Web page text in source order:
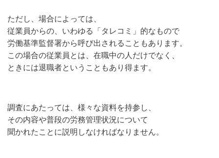
ただし、場合によっては、
従業員からの、いわゆる「タレコミ」的なもので
労働基準監督署から呼び出されることもあります。
この場合の従業員とは、在職中の人だけでなく、
ときには退職者ということもあり得ます。
調査にあたっては、様々な資料を持参し、
その内容や普段の労務管理状況について
聞かれたことに説明しなければなりません。